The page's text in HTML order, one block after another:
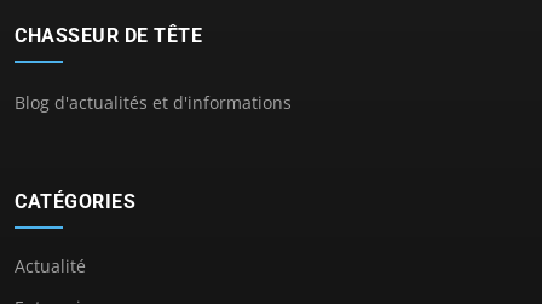
CHASSEUR DE TÊTE
Blog d'actualités et d'informations
CATÉGORIES
Actualité